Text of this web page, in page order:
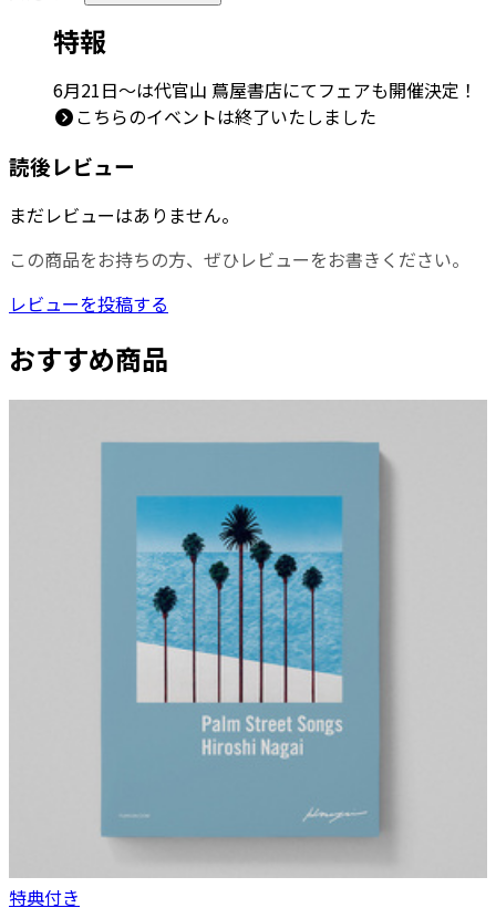
特報
6月21日～は代官山 蔦屋書店にてフェアも開催決定！
こちらのイベントは終了いたしました
読後レビュー
まだレビューはありません。
この商品をお持ちの方、ぜひレビューをお書きください。
レビューを投稿する
おすすめ商品
特典付き